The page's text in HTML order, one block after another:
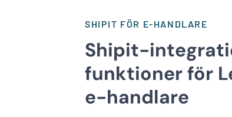
SHIPIT FÖR E-HANDLARE
Shipit-
funktioner för
e-handlare